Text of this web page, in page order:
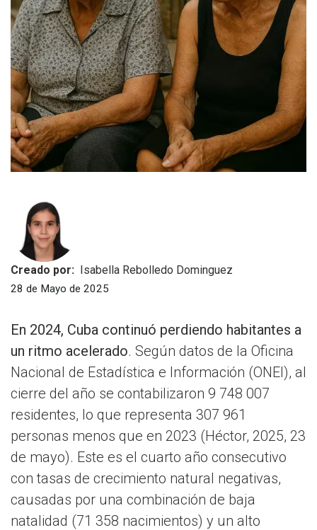
Creado por: Isabella Rebolledo Dominguez
28 de Mayo de 2025
En 2024, Cuba continuó perdiendo habitantes a
un ritmo acelerado. Según datos de la Oficina
Nacional de Estadística e Información (ONEI), al
cierre del año se contabilizaron 9 748 007
residentes, lo que representa 307 961
personas menos que en 2023 (Héctor, 2025, 23
de mayo). Este es el cuarto año consecutivo
con tasas de crecimiento natural negativas,
causadas por una combinación de baja
natalidad (71 358 nacimientos) y un alto